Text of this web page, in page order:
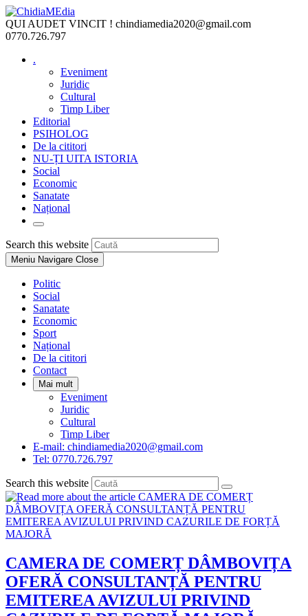
Skip
to
content
QUI AUDET VINCIT ! chindiamedia2020@gmail.com
0770.726.797
.
Eveniment
Juridic
Cultural
Timp Liber
Editorial
PSIHOLOG
De la cititori
NU-ȚI UITA ISTORIA
Social
Economic
Sanatate
Național
Toggle
website
search
Search this website
Escape
Meniu Navigare Close
Politic
Social
Sanatate
Economic
Sport
Național
De la cititori
Contact
Mai mult
Eveniment
Juridic
Cultural
Timp Liber
E-mail: chindiamedia2020@gmail.com
Tel: 0770.726.797
Search this website
CAMERA DE COMERȚ DÂMBOVIȚA
OFERĂ CONSULTANȚĂ PENTRU
EMITEREA AVIZULUI PRIVIND